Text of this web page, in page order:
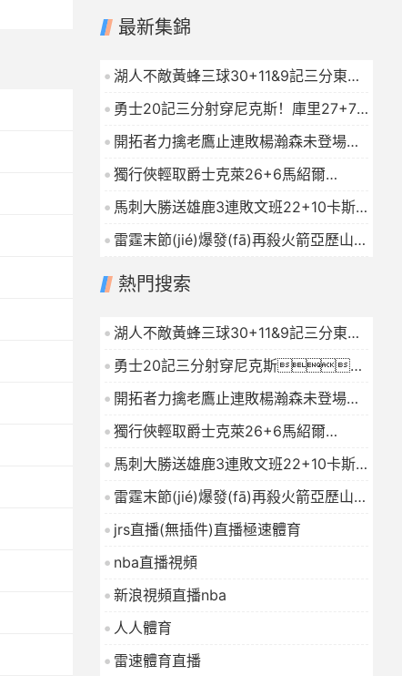
最新集錦
湖人不敵黃蜂三球30+11&9記三分東契
奇39分詹姆斯29+9+6
勇士20記三分射穿尼克斯！庫里27+7
巴特勒32+8穆迪三分9中7
2026-01-16
開拓者力擒老鷹止連敗楊瀚森未登場夏
普24+9CJ戰(zhàn)舊主20分
獨行俠輕取爵士克萊26+6馬紹爾
22+6+4森薩博27分
2026-01-16
馬刺大勝送雄鹿3連敗文班22+10卡斯?
fàn)?9+10字母哥21+5
2026-01-16
雷霆末節(jié)爆發(fā)再殺火箭亞歷山大
熱門搜索
湖人不敵黃蜂三球30+11&9記三分東契
奇39分詹姆斯29+9+6
2026-01-16
勇士20記三分射穿尼克斯！
庫里27+7巴特勒32+8穆迪三分9中7
開拓者力擒老鷹止連敗楊瀚森未登場夏
普24+9CJ戰(zhàn)舊主20分
獨行俠輕取爵士克萊26+6馬紹爾
22+6+4森薩博27分
2026-01-16
馬刺大勝送雄鹿3連敗文班22+10卡斯?
fàn)?9+10字母哥21+5
2026-01-16
雷霆末節(jié)爆發(fā)再殺火箭亞歷山大
連續(xù)112場20+杜蘭特23中7
jrs直播(無插件)直播極速體育
nba直播視頻
新浪視頻直播nba
人人體育
雷速體育直播